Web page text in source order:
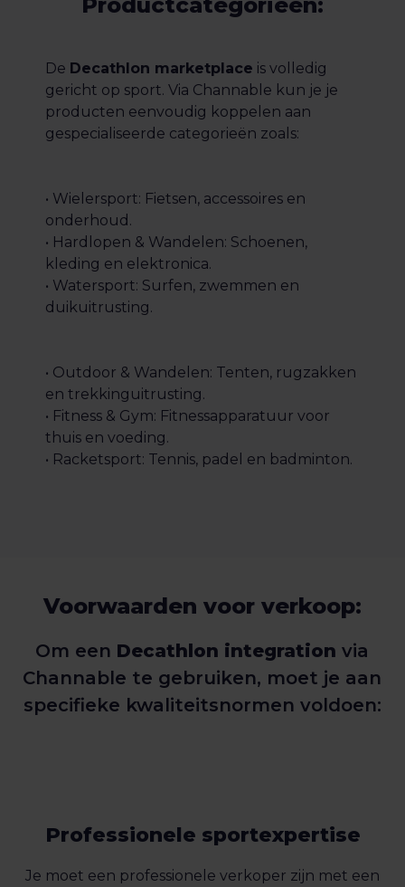
De Decathlon marketplace is volledig
gericht op sport. Via Channable kun je je
producten eenvoudig koppelen aan
gespecialiseerde categorieën zoals:
• Wielersport: Fietsen, accessoires en
onderhoud.
• Hardlopen & Wandelen: Schoenen,
kleding en elektronica.
• Watersport: Surfen, zwemmen en
duikuitrusting.
• Outdoor & Wandelen: Tenten, rugzakken
en trekkinguitrusting.
• Fitness & Gym: Fitnessapparatuur voor
thuis en voeding.
• Racketsport: Tennis, padel en badminton.
Voorwaarden voor verkoop:
Om een Decathlon integration via
Channable te gebruiken, moet je aan
specifieke kwaliteitsnormen voldoen:
Professionele sportexpertise
Je moet een professionele verkoper zijn met een